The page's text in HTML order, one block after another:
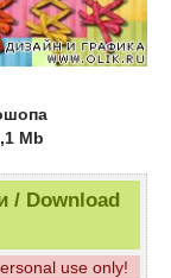
Mb
/ Download
use only!